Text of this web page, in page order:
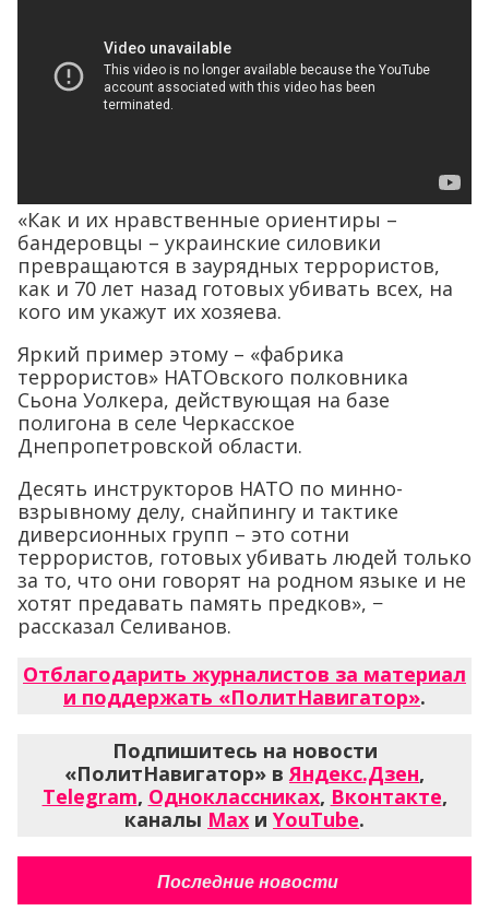
«Как и их нравственные ориентиры –
бандеровцы – украинские силовики
превращаются в заурядных террористов,
как и 70 лет назад готовых убивать всех, на
кого им укажут их хозяева.
Яркий пример этому – «фабрика
террористов» НАТОвского полковника
Сьона Уолкера, действующая на базе
полигона в селе Черкасское
Днепропетровской области.
Десять инструкторов НАТО по минно-
взрывному делу, снайпингу и тактике
диверсионных групп – это сотни
террористов, готовых убивать людей только
за то, что они говорят на родном языке и не
хотят предавать память предков», −
рассказал Селиванов.
Отблагодарить журналистов за материал
и поддержать «ПолитНавигатор».
Подпишитесь на новости
«ПолитНавигатор» вЯндекс.Дзен,
Telegram, Одноклассниках, Вконтакте,
каналы Max и YouTube.
Последние новости